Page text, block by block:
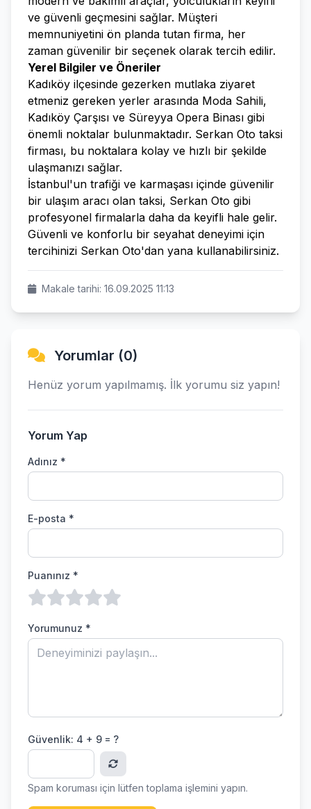
ve güvenli geçmesini sağlar. Müşteri
memnuniyetini ön planda tutan firma, her
zaman güvenilir bir seçenek olarak tercih edilir.
Yerel Bilgiler ve Öneriler
Kadıköy ilçesinde gezerken mutlaka ziyaret
etmeniz gereken yerler arasında Moda Sahili,
Kadıköy Çarşısı ve Süreyya Opera Binası gibi
önemli noktalar bulunmaktadır. Serkan Oto taksi
firması, bu noktalara kolay ve hızlı bir şekilde
ulaşmanızı sağlar.
İstanbul'un trafiği ve karmaşası içinde güvenilir
bir ulaşım aracı olan taksi, Serkan Oto gibi
profesyonel firmalarla daha da keyifli hale gelir.
Güvenli ve konforlu bir seyahat deneyimi için
tercihinizi Serkan Oto'dan yana kullanabilirsiniz.
Makale tarihi: 16.09.2025 11:13
Yorumlar (0)
Henüz yorum yapılmamış. İlk yorumu siz yapın!
Yorum Yap
Adınız *
E-posta *
Puanınız *
Yorumunuz *
Güvenlik: 4 + 9 = ?
Spam koruması için lütfen toplama işlemini yapın.